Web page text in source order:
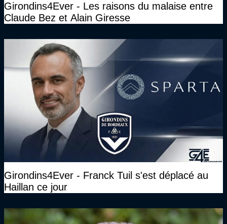
Girondins4Ever - Les raisons du malaise entre
Claude Bez et Alain Giresse
Girondins4Ever - Franck Tuil s'est déplacé au
Haillan ce jour